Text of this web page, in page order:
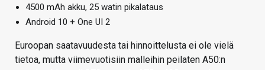
4500 mAh akku, 25 watin pikalataus
Android 10 + One UI 2
Euroopan saatavuudesta tai hinnoittelusta ei ole vielä
tietoa, mutta viimevuotisiin malleihin peilaten A50:n